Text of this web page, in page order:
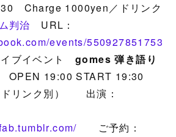
Charge 1000yen／ドリンク
判治 URL：
events/550927851753
ブイベント gomes 弾き語り
19:00 START 19:30
ドリンク別） 出演：
ご予約：